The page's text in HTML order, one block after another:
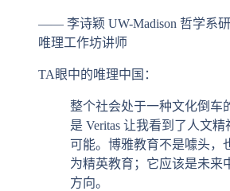
—— 李诗颖 UW-Madison 哲学系
唯理工作坊讲师
TA眼中的唯理中国：
整个社会处于一种文化倒车
是 Veritas 让我看到了人文精
可能。博雅教育不是噱头，
为精英教育；它应该是未来
方向。